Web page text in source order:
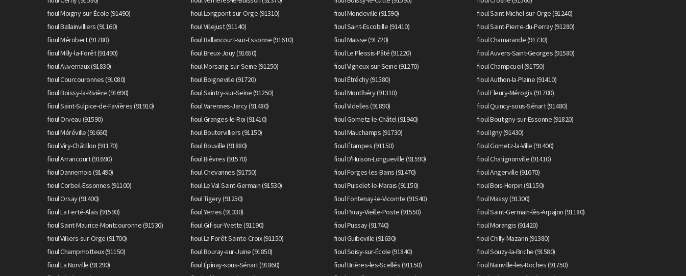
fioul Moigny-sur-École (91490)
fioul Longpont-sur-Orge (91310) fioul Mondeville (91590)
fioul Saint-Michel-sur-Orge (91240)
fioul Ballainvilliers (91160)
fioul Villejust (91140) fioul Saint-Escobille (91410)
fioul Saint-Pierre-du-Perray (91280)
fioul Mérobert (91780)
fioul Ballancourt-sur-Essonne (91610) fioul Maisse (91720)
fioul Chamarande (91730)
fioul Milly-la-Forêt (91490)
fioul Breux-Jouy (91650) fioul Le Plessis-Pâté (91220)
fioul Auvers-Saint-Georges (91580)
fioul Auvernaux (91830)
fioul Morsang-sur-Seine (91250) fioul Vigneux-sur-Seine (91270)
fioul Champcueil (91750)
fioul Courcouronnes (91080)
fioul Boigneville (91720) fioul Étréchy (91580)
fioul Authon-la-Plaine (91410)
fioul Boissy-la-Rivière (91690)
fioul Saintry-sur-Seine (91250) fioul Montlhéry (91310)
fioul Fleury-Mérogis (91700)
fioul Saint-Sulpice-de-Favières (91910)
fioul Varennes-Jarcy (91480) fioul Videlles (91890)
fioul Quincy-sous-Sénart (91480)
fioul Orveau (91590)
fioul Granges-le-Roi (91410) fioul Gometz-le-Châtel (91940)
fioul Boutigny-sur-Essonne (91820)
fioul Méréville (91660)
fioul Boutervilliers (91150) fioul Mauchamps (91730)
fioul Igny (91430)
fioul Viry-Châtillon (91170)
fioul Bouville (91880) fioul Étampes (91150)
fioul Gometz-la-Ville (91400)
fioul Arrancourt (91690)
fioul Bièvres (91570) fioul D'Huison-Longueville (91590)
fioul Chatignonville (91410)
fioul Dannemois (91490)
fioul Chevannes (91750) fioul Forges-les-Bains (91470)
fioul Angerville (91670)
fioul Corbeil-Essonnes (91100)
fioul Le Val-Saint-Germain (91530) fioul Puiselet-le-Marais (91150)
fioul Bois-Herpin (91150)
fioul Orsay (91400)
fioul Tigery (91250) fioul Fontenay-le-Vicomte (91540)
fioul Massy (91300)
fioul La Ferté-Alais (91590)
fioul Yerres (91330) fioul Paray-Vieille-Poste (91550)
fioul Saint-Germain-lès-Arpajon (91180)
fioul Saint-Maurice-Montcouronne (91530)
fioul Gif-sur-Yvette (91190) fioul Pussay (91740)
fioul Morangis (91420)
fioul Villiers-sur-Orge (91700)
fioul La Forêt-Sainte-Croix (91150) fioul Guibeville (91630)
fioul Chilly-Mazarin (91380)
fioul Champmotteux (91150)
fioul Bouray-sur-Juine (91850) fioul Soisy-sur-École (91840)
fioul Souzy-la-Briche (91580)
fioul La Norville (91290)
fioul Épinay-sous-Sénart (91860) fioul Brières-les-Scellés (91150)
fioul Nainville-les-Roches (91750)